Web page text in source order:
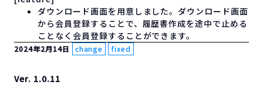
ダウンロード画面を用意しました。ダウンロード画面
から会員登録することで、履歴書作成を途中で止める
ことなく会員登録することができます。
2024年2月14日 change fixed
Ver. 1.0.11